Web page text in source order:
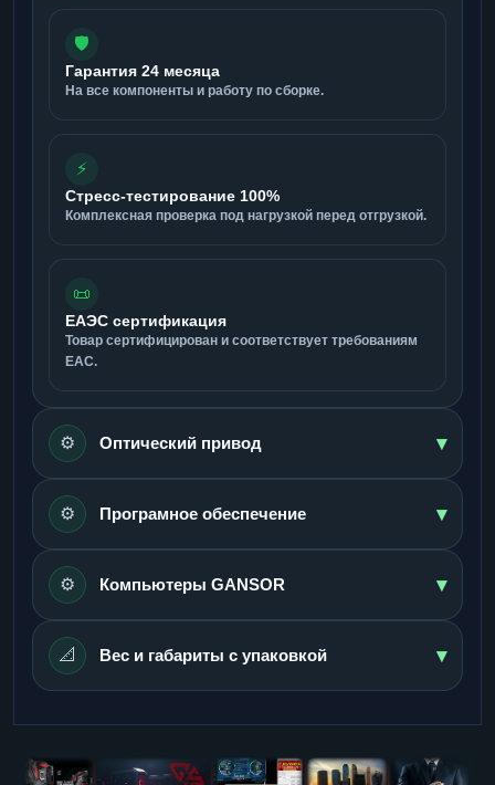
🛡️
Гарантия 24 месяца
На все компоненты и работу по сборке.
⚡
Стресс-тестирование 100%
Комплексная проверка под нагрузкой перед отгрузкой.
📜
ЕАЭС сертификация
Товар сертифицирован и соответствует требованиям
ЕАС.
⚙️ Оптический привод ▾
⚙️ Програмное обеспечение ▾
⚙️ Компьютеры GANSOR ▾
📐 Вес и габариты с упаковкой ▾